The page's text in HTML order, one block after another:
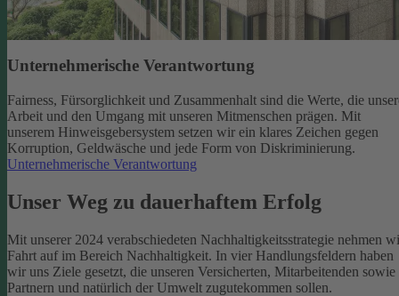
Unternehmerische Verantwortung
Fairness, Fürsorglichkeit und Zusammenhalt sind die Werte, die
Arbeit und den Umgang mit unseren Mitmenschen prägen. Mit
unserem Hinweisgebersystem setzen wir ein klares Zeichen gegen
Korruption, Geldwäsche und jede Form von Diskriminierung.
Unternehmerische Verantwortung
Unser Weg zu dauerhaftem Erfolg
Mit unserer 2024 verabschiedeten Nachhaltigkeitsstrategie nehmen
Fahrt auf im Bereich Nachhaltigkeit. In vier Handlungsfeldern haben
wir uns Ziele gesetzt, die unseren Versicherten, Mitarbeitenden sowie
Partnern und natürlich der Umwelt zugutekommen sollen.